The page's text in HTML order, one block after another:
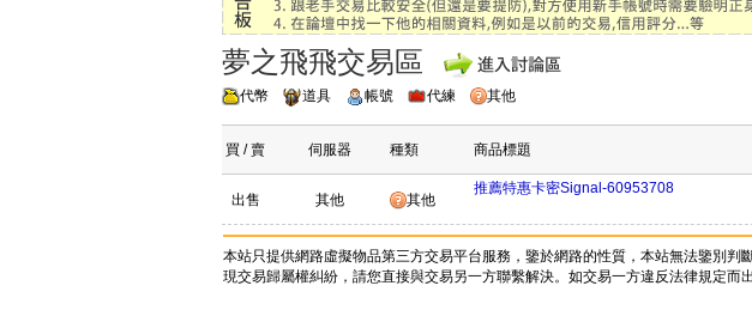
夢之飛飛交易區
代幣 道具 帳號 代練 其他
買 / 賣 伺服器 種類 商品標題
出售 其他 其他
推薦特惠卡密Signal-60953708
本站只提供網路虛擬物品第三方交易平台服務，鑒於網路的性質，本站無法鑒別
現交易歸屬權糾紛，請您直接與交易另一方聯繫解決。如交易一方違反法律規定而